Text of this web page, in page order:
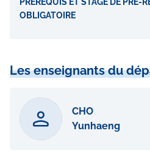
OBLIGATOIRE
Les enseignants du
CHO
Yunhaeng